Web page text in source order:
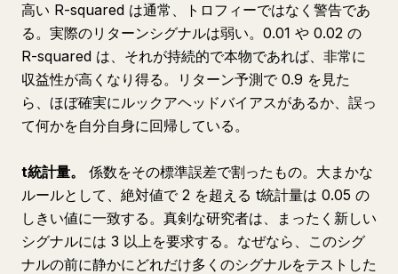
高い R-squared は通常、トロフィーではなく警告であ
る。実際のリターンシグナルは弱い。0.01 や 0.02 の
R-squared は、それが持続的で本物であれば、非常に
収益性が高くなり得る。リターン予測で 0.9 を見た
ら、ほぼ確実にルックアヘッドバイアスがあるか、誤っ
て何かを自分自身に回帰している。
t統計量。
係数をその標準誤差で割ったもの。大まかな
ルールとして、絶対値で 2 を超える t統計量は 0.05 の
しきい値に一致する。真剣な研究者は、まったく新しい
シグナルには 3 以上を要求する。なぜなら、このシグ
ナルの前に静かにどれだけ多くのシグナルをテストした